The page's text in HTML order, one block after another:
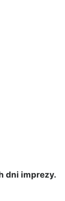
dni imprezy.